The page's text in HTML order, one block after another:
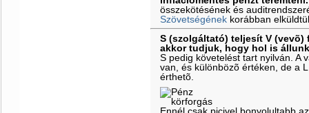
összekötésének és
Szövetségének korábban
S (szolgáltató) teljesít V (vevõ)
akkor tudjuk, hogy hol is állunk
S pedig követelést tart nyilván. A
van, és különbözõ értéken, de a
érthetõ.